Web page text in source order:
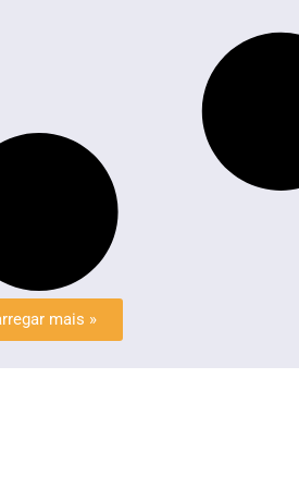
mais »